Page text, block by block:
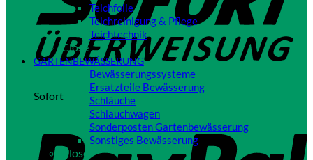
Sofort
Teichfolie
Teichreinigung & Pflege
Teichtechnik
Close
GARTENBEWÄSSERUNG
Bewässerungssysteme
Ersatzteile Bewässerung
Schläuche
Schlauchwagen
Sonderposten Gartenbewässerung
Sonstiges Bewässerung
Close